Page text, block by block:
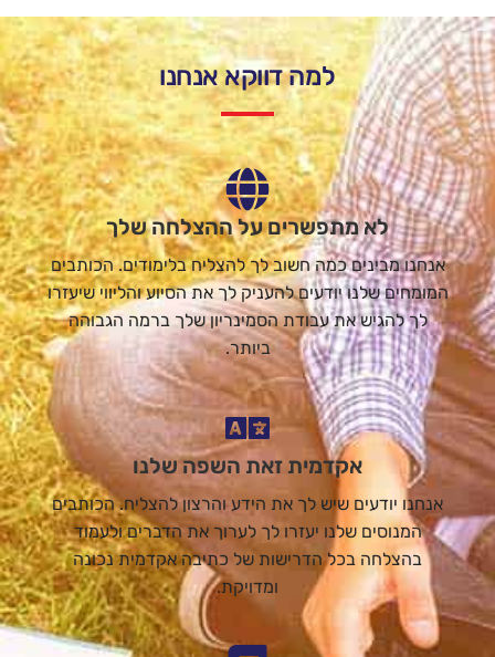
למה דווקא אנחנו
לא מתפשרים על ההצלחה שלך
אנחנו מבינים כמה חשוב לך להצליח בלימודים. הכותבים
המומחים שלנו יודעים להעניק לך את הסיוע והליווי שיעזרו
לך להגיש את עבודת הסמינריון שלך ברמה הגבוהה
ביותר.
אקדמית זאת השפה שלנו
אנחנו יודעים שיש לך את הידע והרצון להצליח. הכותבים
המנוסים שלנו יעזרו לך לערוך את הדברים ולעמוד
בהצלחה בכל הדרישות של כתיבה אקדמית נכונה
ומדויקת.